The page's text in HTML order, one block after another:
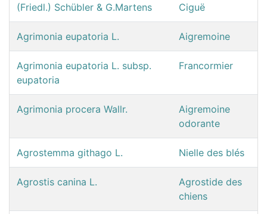
(Friedl.) Schübler & G.Martens
Ciguë
Agrimonia eupatoria L. Aigremoine
Agrimonia eupatoria L. subsp.
eupatoria
Francormier
Agrimonia procera Wallr.
Aigremoine
odorante
Agrostemma githago L. Nielle des blés
Agrostis canina L.
Agrostide des
chiens